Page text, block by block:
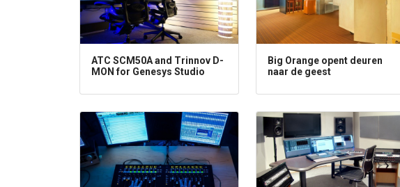
ATC SCM50A and Trinnov D-
MON for Genesys Studio
Big Orange opent deuren
naar de geest